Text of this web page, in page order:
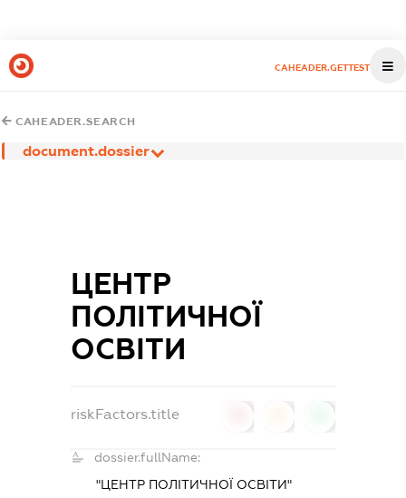
CAHEADER.GETTEST
CAHEADER.SEARCH
document.dossier
ЦЕНТР
ПОЛІТИЧНОЇ
ОСВІТИ
riskFactors.title
dossier.fullName:
"ЦЕНТР ПОЛІТИЧНОЇ ОСВІТИ"